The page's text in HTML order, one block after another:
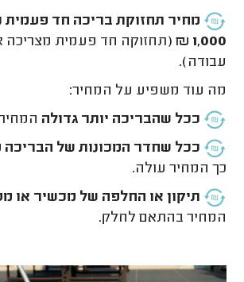
מחיר תחזוקת בריכה חד פעמית
1,000 ₪
(תחזוקה חד פעמית
עבודה).
מה עוד משפיע על המחיר:
ככל שהבריכה יותר גדולה
ככל שחדר המכונות של הבריכה
כך המחיר עולה.
תיקון או החלפה של מכשיר או
המחיר בהתאם לחלק.